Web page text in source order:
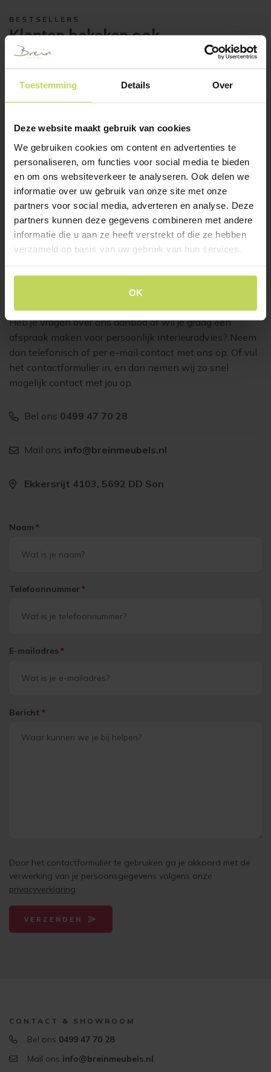
Toestemming Details Over
Deze website maakt gebruik van cookies
We gebruiken cookies om content en advertenties te
personaliseren, om functies voor social media te bieden
en om ons websiteverkeer te analyseren. Ook delen we
informatie over uw gebruik van onze site met onze
partners voor social media, adverteren en analyse. Deze
partners kunnen deze gegevens combineren met andere
informatie die u aan ze heeft verstrekt of die ze hebben
verzameld op basis van uw gebruik van hun services.
OK
BESTSELLERS
Klanten bekeken ook
Xooon salontafel
MASURA 68×67,5cm
eiken
XOOON
€ 199,-
Xooon eetkamertafel
MASURA ovaal
240x110cm roest
XOOON
€ 1.299,-
Heb je vragen over ons aanbod of wil je graag een
afspraak maken voor persoonlijk interieuradvies? Neem
dan telefonisch of per e-mail contact met ons op. Of vul
het contactformulier in, en dan nemen wij zo snel
mogelijk contact met jou op.
Bel ons 0499 47 70 28
Mail ons info@breinmeubels.nl
Ekkersrijt 4103, 5692 DD Son
Naam *
Telefoonnummer *
E-mailadres *
Bericht *
Door het contactformulier te gebruiken ga je akkoord met de
verwerking van je persoonsgegevens volgens onze
privacyverklaring
VERZENDEN
CONTACT & SHOWROOM
Bel ons 0499 47 70 28
Mail ons info@breinmeubels.nl